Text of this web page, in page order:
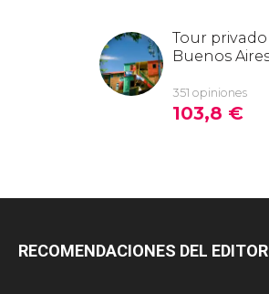
RECOMENDACIONES DEL EDITOR